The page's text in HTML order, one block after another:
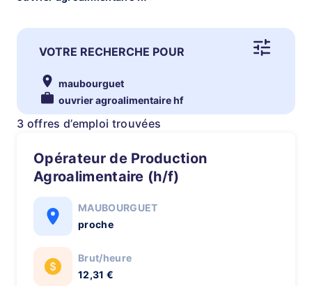
VOTRE RECHERCHE POUR
maubourguet
ouvrier agroalimentaire hf
3 offres d’emploi trouvées
Opérateur de Production
Agroalimentaire (h/f)
MAUBOURGUET
proche
Brut/heure
12,31 €